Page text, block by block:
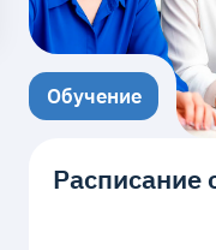
Обучение
Расписание